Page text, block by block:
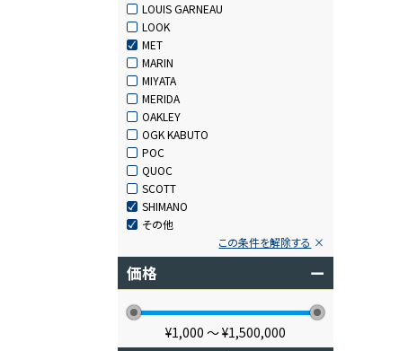
LOUIS GARNEAU
LOOK
MET
MARIN
MIYATA
MERIDA
OAKLEY
OGK KABUTO
POC
QUOC
SCOTT
SHIMANO
その他
この条件を解除する
価格 ー
¥1,000 〜¥1,500,000